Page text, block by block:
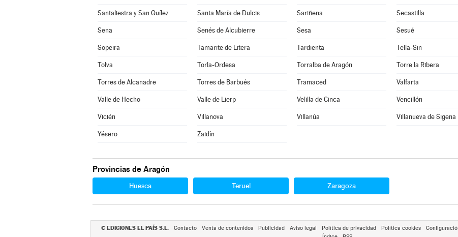
Santaliestra y San Quílez Santa María de Dulcis Sariñena Secastilla
Sena Senés de Alcubierre Sesa Sesué
Sopeira Tamarite de Litera Tardienta Tella-Sin
Tolva Torla-Ordesa Torralba de Aragón Torre la Ribera
Torres de Alcanadre Torres de Barbués Tramaced Valfarta
Valle de Hecho Valle de Lierp Velilla de Cinca Vencillón
Vicién Villanova Villanúa Villanueva de Sigena
Yésero Zaidín
Provincias de Aragón
Huesca Teruel Zaragoza
© EDICIONES EL PAÍS S.L. Contacto Venta de contenidos Publicidad Aviso legal Política de privacidad Política cookies